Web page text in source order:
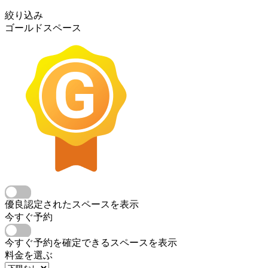
絞り込み
ゴールドスペース
優良認定されたスペースを表示
今すぐ予約
今すぐ予約を確定できるスペースを表示
料金を選ぶ